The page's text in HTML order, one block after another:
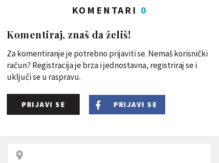
KOMENTARI 0
Komentiraj, znaš da želiš!
Za komentiranje je potrebno prijaviti se. Nemaš korisnički
račun? Registracija je brza i jednostavna, registriraj se i
uključi se u raspravu.
PRIJAVI SE PRIJAVI SE